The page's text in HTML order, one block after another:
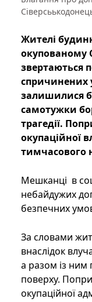
Жителі
окупованому
звертаються
спричинених
залишилися
самотужки
трагедії.
окупаційної
тимчасового
Мешканці в
небайдужих
безпечних
За словами
внаслідок
а разом із ним
поверху.
окупаційної